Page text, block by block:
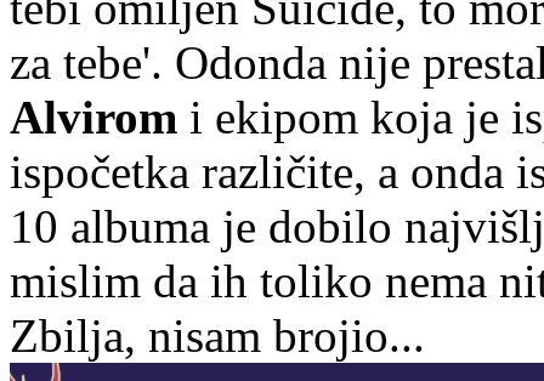
za tebe'. Odonda nije
Alvirom i ekipom koja je
ispočetka različite, a onda
10 albuma je dobilo
mislim da ih toliko nema
Zbilja, nisam brojio...